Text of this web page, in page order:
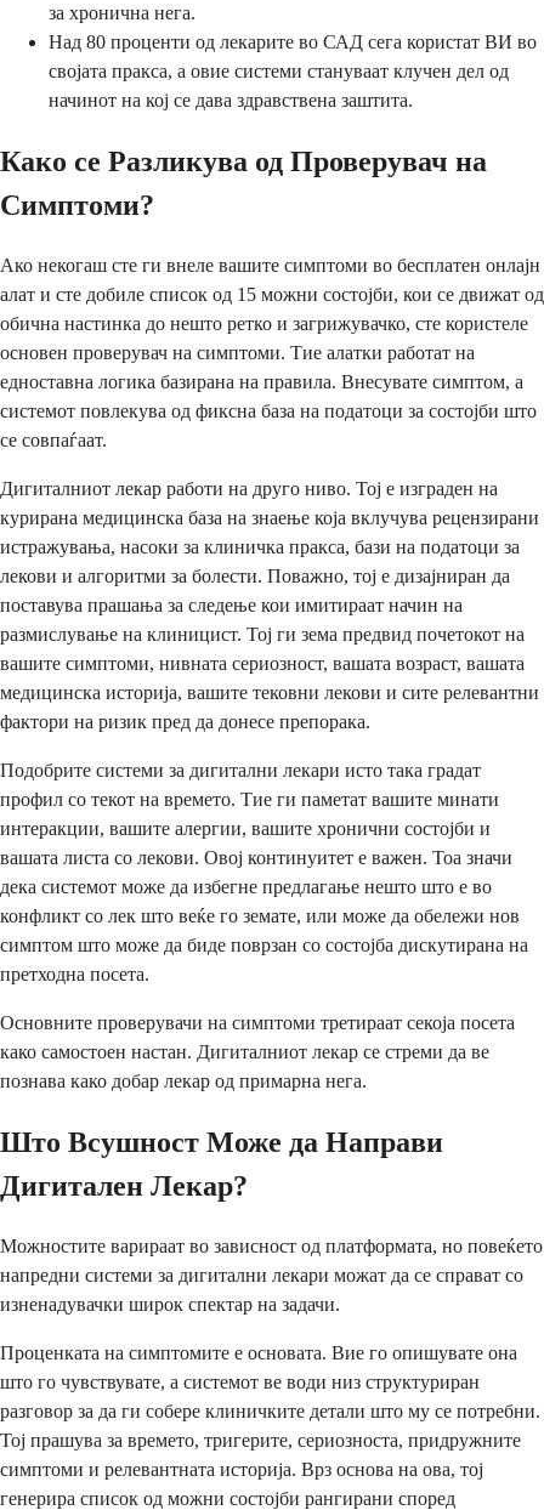
за хронична нега.
Над 80 проценти од лекарите во САД сега користат ВИ во
својата пракса, а овие системи стануваат клучен дел од
начинот на кој се дава здравствена заштита.
Како се Разликува од Проверувач на
Симптоми?
Ако некогаш сте ги внеле вашите симптоми во бесплатен онлајн
алат и сте добиле список од 15 можни состојби, кои се движат од
обична настинка до нешто ретко и загрижувачко, сте користеле
основен проверувач на симптоми. Тие алатки работат на
едноставна логика базирана на правила. Внесувате симптом, а
системот повлекува од фиксна база на податоци за состојби што
се совпаѓаат.
Дигиталниот лекар работи на друго ниво. Тој е изграден на
курирана медицинска база на знаење која вклучува рецензирани
истражувања, насоки за клиничка пракса, бази на податоци за
лекови и алгоритми за болести. Поважно, тој е дизајниран да
поставува прашања за следење кои имитираат начин на
размислување на клиницист. Тој ги зема предвид почетокот на
вашите симптоми, нивната сериозност, вашата возраст, вашата
медицинска историја, вашите тековни лекови и сите релевантни
фактори на ризик пред да донесе препорака.
Подобрите системи за дигитални лекари исто така градат
профил со текот на времето. Тие ги паметат вашите минати
интеракции, вашите алергии, вашите хронични состојби и
вашата листа со лекови. Овој континуитет е важен. Тоа значи
дека системот може да избегне предлагање нешто што е во
конфликт со лек што веќе го земате, или може да обележи нов
симптом што може да биде поврзан со состојба дискутирана на
претходна посета.
Основните проверувачи на симптоми третираат секоја посета
како самостоен настан. Дигиталниот лекар се стреми да ве
познава како добар лекар од примарна нега.
Што Всушност Може да Направи
Дигитален Лекар?
Можностите варираат во зависност од платформата, но повеќето
напредни системи за дигитални лекари можат да се справат со
изненадувачки широк спектар на задачи.
Проценката на симптомите е основата. Вие го опишувате она
што го чувствувате, а системот ве води низ структуриран
разговор за да ги собере клиничките детали што му се потребни.
Тој прашува за времето, тригерите, сериозноста, придружните
симптоми и релевантната историја. Врз основа на ова, тој
генерира список од можни состојби рангирани според